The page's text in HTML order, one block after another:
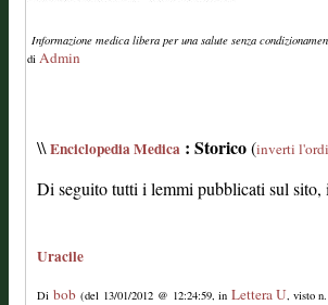
Informazione medica libera per una salute senza
di Admin
\\Enciclopedia Medica : Storico(inverti
Di seguito tutti i lemmi pubblicati sul
Uracile
Di bob (del 13/01/2012 @ 12:24:59, in Lettera U, visto